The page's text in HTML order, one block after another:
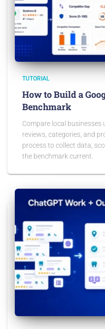
TUTORIAL
How to Build a
Benchmark
Compare local businesses
reviews, categories, and
process to collect data,
the benchmark current.